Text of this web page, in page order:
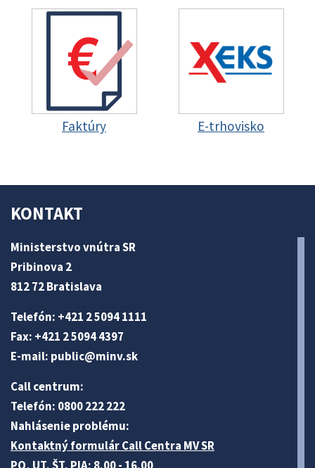
Faktúry E-trhovisko
KONTAKT
Ministerstvo vnútra SR
Pribinova 2
812 72 Bratislava
Telefón: +421 2 5094 1111
Fax: +421 2 5094 4397
E-mail: public@minv.sk
Call centrum:
Telefón: 0800 222 222
Nahlásenie problému:
Kontaktný formulár Call Centra MV SR